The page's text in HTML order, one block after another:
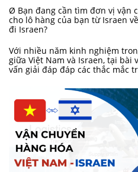
Ø Bạn đang cần tìm đơn vị vận
cho lô hàng của bạn từ Israen
đi Israen?
Với nhiều năm kinh nghiệm
giữa Việt Nam và Israen, tại bài
vấn giải đáp đáp các thắc mắc